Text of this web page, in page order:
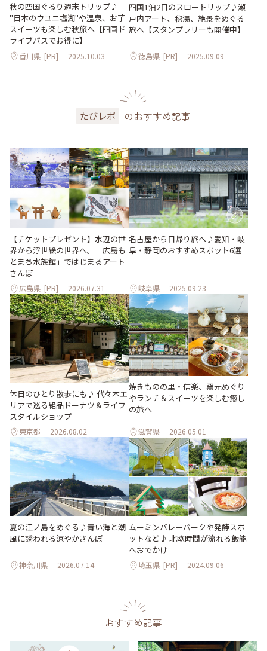
秋の四国ぐるり週末トリップ♪
"日本のウユニ塩湖"や温泉、お芋
スイーツも楽しむ秋旅へ【四国ド
ライブパスでお得に】
香川県 [PR] 2025.10.03
四国1泊2日のスロートリップ♪瀬
戸内アート、秘湯、絶景をめぐる
旅へ【スタンプラリーも開催中】
徳島県 [PR] 2025.09.09
たびレポ のおすすめ記事
【チケットプレゼント】水辺の世
界から浮世絵の世界へ。「広島も
とまち水族館」ではじまるアート
さんぽ
広島県 [PR] 2026.07.31
名古屋から日帰り旅へ♪愛知・岐
阜・静岡のおすすめスポット6選
岐阜県 2025.09.23
休日のひとり散歩にも♪ 代々木エ
リアで巡る絶品ドーナツ＆ライフ
スタイルショップ
東京都 2026.08.02
焼きものの里・信楽、窯元めぐり
やランチ＆スイーツを楽しむ癒し
の旅へ
滋賀県 2026.05.01
夏の江ノ島をめぐる♪青い海と潮
風に誘われる涼やかさんぽ
神奈川県 2026.07.14
ムーミンバレーパークや発酵スポ
ットなど♪ 北欧時間が流れる飯能
へおでかけ
埼玉県 [PR] 2024.09.06
おすすめ記事